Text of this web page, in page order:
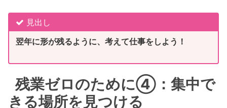
見出し
翌年に形が残るように、考えて仕事をしよう！
残業ゼロのために④：集中で
きる場所を見つける